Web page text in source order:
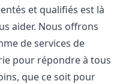
et qualifiés est là
aider. Nous offrons
de services de
pour répondre à tous
que ce soit pour